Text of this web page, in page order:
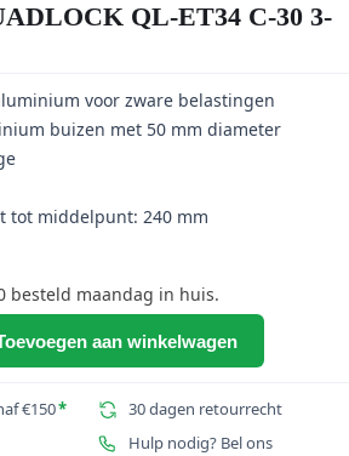
QL-ET34 C-30 3-
voor zware belastingen
buizen met 50 mm diameter
tot middelpunt: 240 mm
besteld maandag in huis.
aan winkelwagen
€150*
30 dagen retourrecht
Hulp nodig? Bel ons